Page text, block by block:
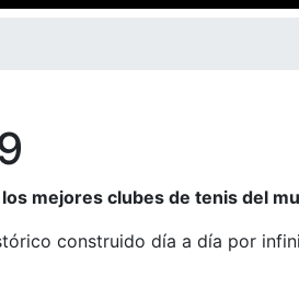
mejores clubes de tenis del
construido día a día por